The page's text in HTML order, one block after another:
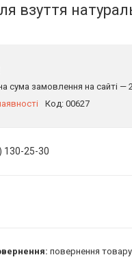
взуття
сума замовлення на сайті —
Код: 00627
130-25-30
повернення